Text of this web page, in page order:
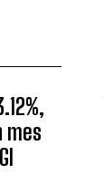
mes